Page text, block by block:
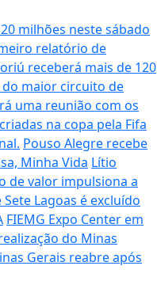
milhões neste sábado
relatório de
receberá mais de 120
maior circuito de
uma reunião com os
na copa pela Fifa
Pouso Alegre recebe
Minha Vida Lítio
de valor impulsiona a
Lagoas é excluído
FIEMG Expo Center em
do Minas
Gerais reabre após